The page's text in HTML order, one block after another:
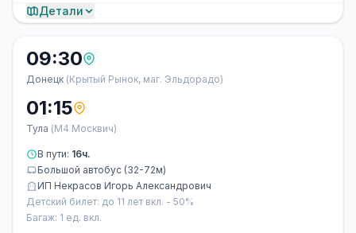
Детали
09:30
Донецк (Крытый Рынок, маг. Эльдорадо)
01:15
Тула (М4 Москвич)
В пути: 16ч.
Большой автобус (32-72м)
ИП Некрасов Игорь Александрович
Детский билет: до 11 лет вкл. - 50%
Багаж: 1 ед. вкл.